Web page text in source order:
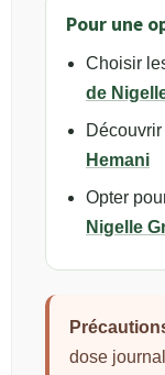
Pour une
Choisir
de
Hemani
Opter
Nigelle
dose